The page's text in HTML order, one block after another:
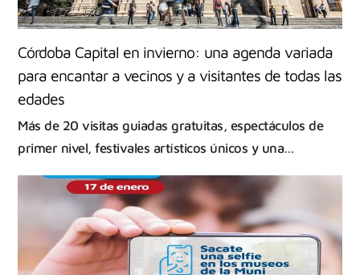
Córdoba Capital en invierno: una agenda variada
para encantar a vecinos y a visitantes de todas las
edades
Más de 20 visitas guiadas gratuitas, espectáculos de
primer nivel, festivales artísticos únicos y una…